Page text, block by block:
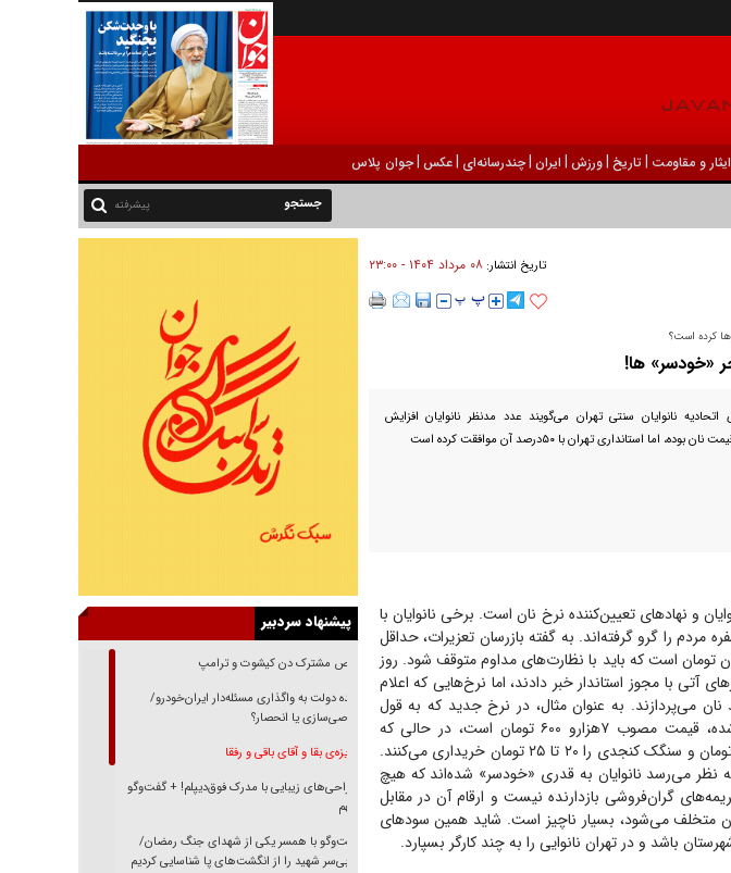
ایثار و مقاومت |تاریخ |ورزش | ايران |چندرسانه‌ای |عکس |جوان پلاس
پیشرفته
تاریخ انتشار:۰۸ مرداد ۱۴۰۴ - ۲۳:۰۰
کرده است؟
«خودسر» ها!
نانوایان سنتی تهران می‌گویند عدد مدنظر نانوایان افزایش
و نهاد‌های تعیین‌کننده نرخ نان است. برخی نانوایان با
را گرو گرفته‌اند. به گفته بازرسان تعزیرات، حداقل
دولتی‌پز از گران‌فروشی ماهانه حدود ۴۵۰‌میلیون تومان است که باید با نظارت‌های مداوم متوقف شود. روز
آتی با مجوز استاندار خبر دادند، اما نرخ‌هایی که اعلام
نان می‌پردازند. به عنوان مثال، در نرخ جدید که به قول
اتحادیه نانوایان سنگک با ۵۰ درصد رشد قیمت مواجه شده، قیمت مصوب ۷‌هزارو ۶۰۰ تومان است، در حالی که
تهرانی‌ها بیش از یک ماه است سنگک ساده را ۱۰ تا ۱۵‌هزار تومان و سنگک کنجدی را ۲۰ تا ۲۵ تومان خریداری می‌کنند.
نظر می‌رسد نانوایان به قدری «خودسر» شده‌اند که هیچ
گران‌فروشی بازدارنده نیست و ارقام آن در مقابل
متخلف می‌شود، بسیار ناچیز است. شاید همین سود‌های
باشد و در تهران نانوایی را به چند کارگر بسپارد.
پیشنهاد سردبیر
رقص مشترک دن کیشوت و ترامپ
دنده دولت به واگذاری مسئله‌دار ایران‌خودرو/
خصوصی‌سازی یا انحصار؟
غریزه‌ی بقا و آقای باقی و رفقا
جراحی‌های زیبایی با مدرک فوق‌دیپلم! + گفت‌وگو
با متهم
گفت‌وگو با همسر یکی از شهدای جنگ رمضان/
پیکر بی‌سر شهید را از انگشت‌های پا شناسایی کردیم